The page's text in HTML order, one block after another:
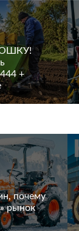
+
почему
рынок